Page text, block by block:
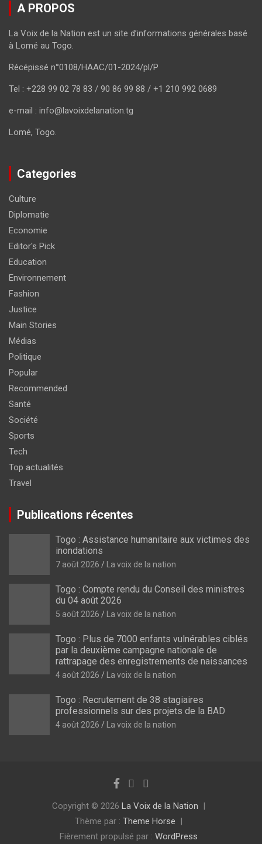
A PROPOS
La Voix de la Nation est un site d’informations générales basé
à Lomé au Togo.
Récépissé n°0108/HAAC/01-2024/pl/P
Tel : +228 99 02 78 83 / 90 86 99 88 / +1 210 992 0689
e-mail : info@lavoixdelanation.tg
Lomé, Togo.
Categories
Culture
Diplomatie
Economie
Editor's Pick
Education
Environnement
Fashion
Justice
Main Stories
Médias
Politique
Popular
Recommended
Santé
Société
Sports
Tech
Top actualités
Travel
Publications récentes
Togo : Assistance humanitaire aux victimes des
inondations
7 août 2026 La voix de la nation
Togo : Compte rendu du Conseil des ministres
du 04 août 2026
5 août 2026 La voix de la nation
Togo : Plus de 7000 enfants vulnérables ciblés
par la deuxième campagne nationale de
rattrapage des enregistrements de naissances
4 août 2026 La voix de la nation
Togo : Recrutement de 38 stagiaires
professionnels sur des projets de la BAD
4 août 2026 La voix de la nation
Copyright © 2026 La Voix de la Nation
Thème par : Theme Horse
Fièrement propulsé par : WordPress